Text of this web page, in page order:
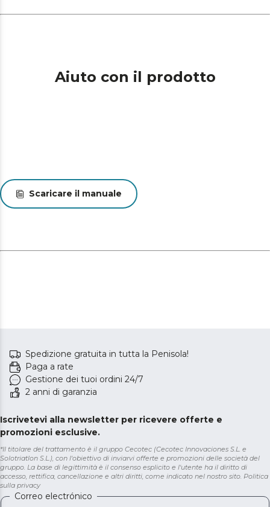
Aiuto con il prodotto
Scaricare il manuale
Spedizione gratuita in tutta la Penisola!
Paga a rate
Gestione dei tuoi ordini 24/7
2 anni di garanzia
Iscrivetevi alla newsletter per ricevere offerte e
promozioni esclusive.
*Il titolare del trattamento è il gruppo Cecotec (Cecotec Innovaciones S.L. e
Solotriatlon S.L.), con l'obiettivo di inviarvi offerte e promozioni delle società del
gruppo. La base di legittimità è il consenso esplicito e l'utente ha il diritto di
accesso, rettifica, cancellazione e altri diritti, come indicato nel nostro sito. Politica
sulla privacy
Correo electrónico